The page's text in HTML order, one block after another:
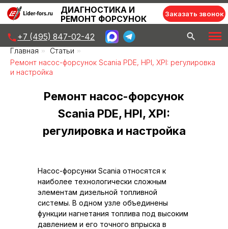
Заказать звонок
ДИАГНОСТИКА И
РЕМОНТ ФОРСУНОК
Главная » Статьи »
Ремонт насос-форсунок Scania PDE, HPI, XPI: регулировка
и настройка
Ремонт насос-форсунок
Scania PDE, HPI, XPI:
регулировка и настройка
Насос-форсунки Scania относятся к
наиболее технологически сложным
элементам дизельной топливной
системы. В одном узле объединены
функции нагнетания топлива под высоким
давлением и его точного впрыска в